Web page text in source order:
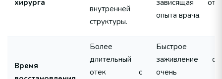
хирурга
внутренней
структуры.
зависящая от
опыта врача.
Время
Более
длительный
отек с
Быстрое
заживление с
очень